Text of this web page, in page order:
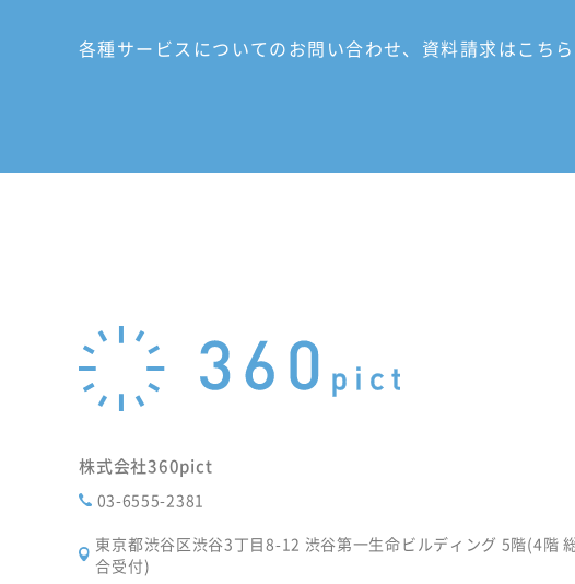
各種サービスについてのお問い合わせ、 資料請求はこち
株式会社360pict
03-6555-2381
東京都渋谷区渋谷3丁目8-12 渋谷第一生命ビルディング 5階(4階
合受付)